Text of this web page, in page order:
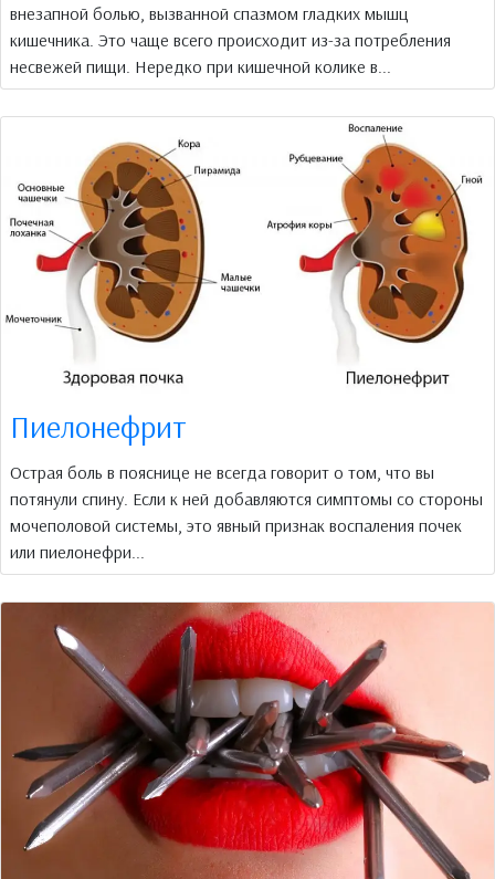
внезапной болью, вызванной спазмом гладких мышц
кишечника. Это чаще всего происходит из-за потребления
несвежей пищи. Нередко при кишечной колике в...
Пиелонефрит
Острая боль в пояснице не всегда говорит о том, что вы
потянули спину. Если к ней добавляются симптомы со стороны
мочеполовой системы, это явный признак воспаления почек
или пиелонефри...